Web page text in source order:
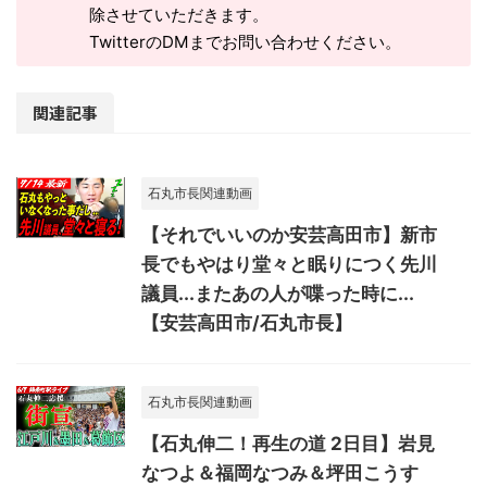
除させていただきます。
TwitterのDMまでお問い合わせください。
関連記事
石丸市長関連動画
【それでいいのか安芸高田市】新市
長でもやはり堂々と眠りにつく先川
議員...またあの人が喋った時に...
【安芸高田市/石丸市長】
石丸市長関連動画
【石丸伸二！再生の道 2日目】岩見
なつよ＆福岡なつみ＆坪田こうす